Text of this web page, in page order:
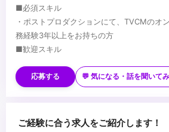
■必須スキル
・ポストプロダクションにて、TVCMのオ
務経験3年以上をお持ちの方
■歓迎スキル
・生成AIをはじめ、先進映像技術の知見、
・バーチャルプロダクションに関する知見
・技術習得に積極的な方
応募する 💬 気になる・話を聞いて
ご経験に合う求人をご紹介します！